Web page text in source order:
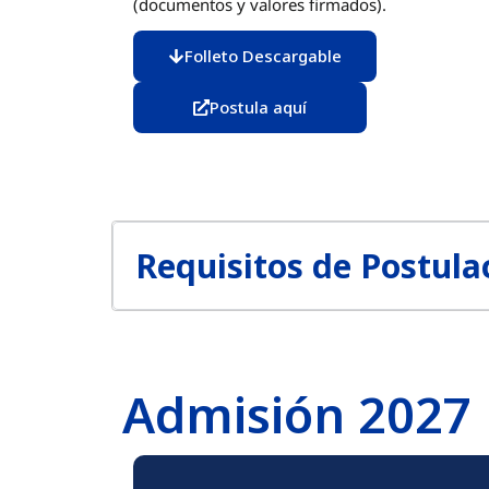
Folleto Descargable
Postula aquí
Requisitos de
Admisión 2027